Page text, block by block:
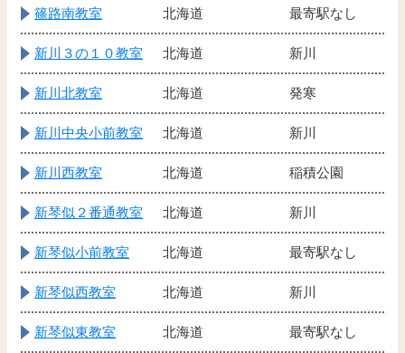
篠路南教室 北海道 最寄駅なし
新川３の１０教室 北海道 新川
新川北教室 北海道 発寒
新川中央小前教室 北海道 新川
新川西教室 北海道 稲積公園
新琴似２番通教室 北海道 新川
新琴似小前教室 北海道 最寄駅なし
新琴似西教室 北海道 新川
新琴似東教室 北海道 最寄駅なし